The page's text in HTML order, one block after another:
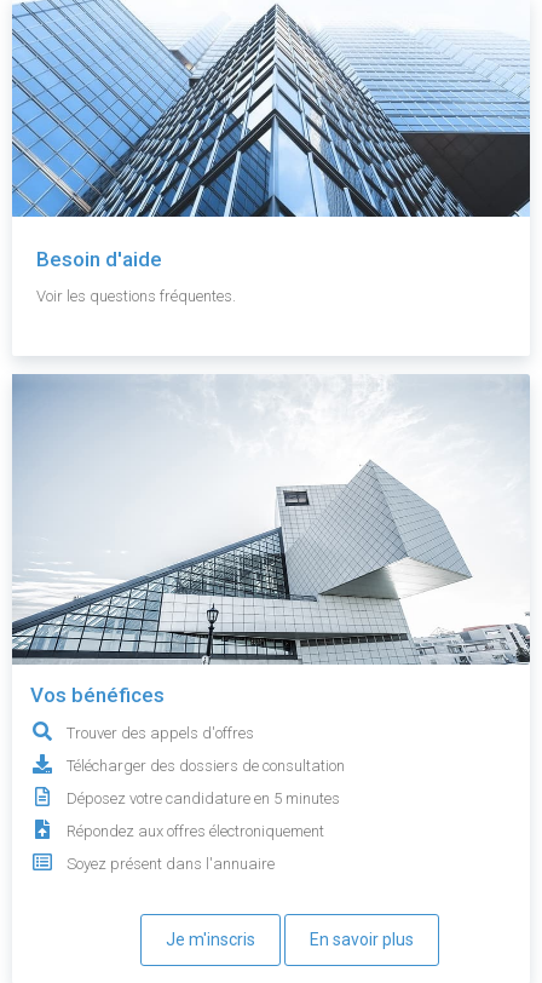
Besoin d'aide
Voir les questions fréquentes.
Vos bénéfices
Trouver des appels d'offres
Télécharger des dossiers de consultation
Déposez votre candidature en 5 minutes
Répondez aux offres électroniquement
Soyez présent dans l'annuaire
Je m'inscris En savoir plus